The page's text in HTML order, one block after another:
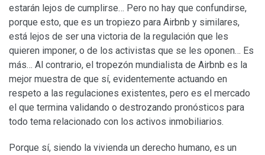
estarán lejos de cumplirse… Pero no hay que confundirse,
porque esto, que es un tropiezo para Airbnb y similares,
está lejos de ser una victoria de la regulación que les
quieren imponer, o de los activistas que se les oponen… Es
más… Al contrario, el tropezón mundialista de Airbnb es la
mejor muestra de que sí, evidentemente actuando en
respeto a las regulaciones existentes, pero es el mercado
el que termina validando o destrozando pronósticos para
todo tema relacionado con los activos inmobiliarios.
Porque sí, siendo la vivienda un derecho humano, es un